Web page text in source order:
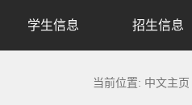
学生信息 招生信息
当前位置: 中文主页